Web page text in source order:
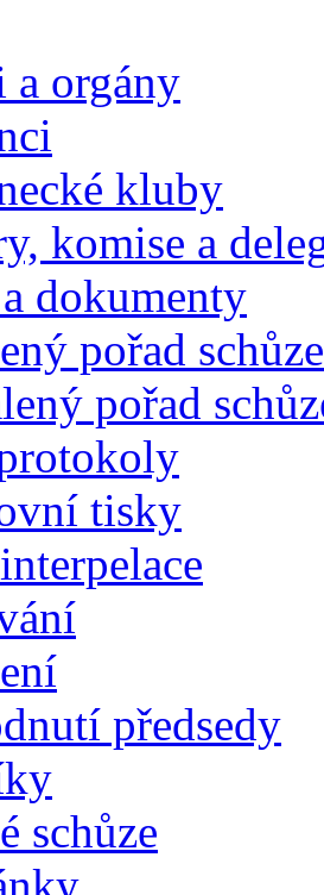
a orgány
kluby
komise a
dokumenty
pořad schůze
pořad
tisky
předsedy
schůze